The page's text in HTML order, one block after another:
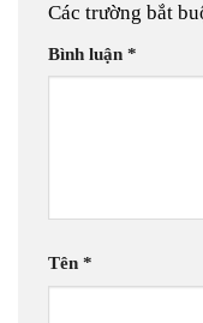
Các trường bắt
Bình luận *
Tên *